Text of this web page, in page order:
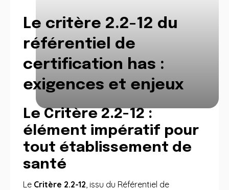
Le critère 2.2-12 du
référentiel de
certification has :
exigences et enjeux
Le Critère 2.2-12 :
élément impératif pour
tout établissement de
santé
Le Critère 2.2-12, issu du Référentiel de